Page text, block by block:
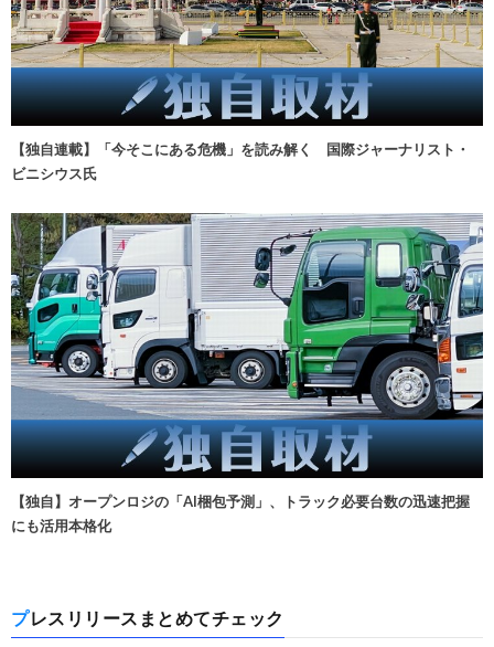
【独自連載】「今そこにある危機」を読み解く 国際ジャーナリスト・
ビニシウス氏
【独自】オープンロジの「AI梱包予測」、トラック必要台数の迅速把握
にも活用本格化
プレスリリースまとめてチェック